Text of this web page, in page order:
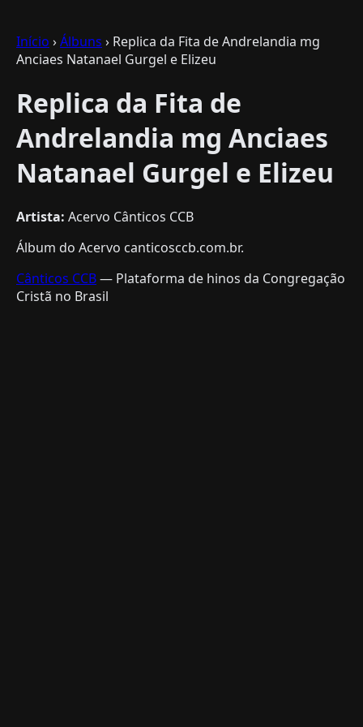
Início ›Álbuns › Replica da Fita de Andrelandia mg
Anciaes Natanael Gurgel e Elizeu
Replica da Fita de
Andrelandia mg Anciaes
Natanael Gurgel e Elizeu
Artista: Acervo Cânticos CCB
Álbum do Acervo canticosccb.com.br.
Cânticos CCB— Plataforma de hinos da Congregação
Cristã no Brasil